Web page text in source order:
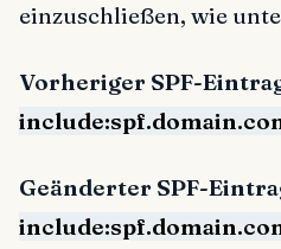
einzuschließen, wie
Vorheriger SPF-
Geänderter SPF-